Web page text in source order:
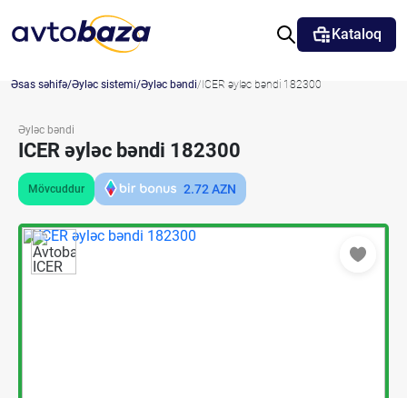
Kataloq
Əsas səhifə Əyləc sistemi Əyləc bəndi ICER əyləc bəndi 182300
Əyləc bəndi
ICER əyləc bəndi 182300
Mövcuddur 2.72AZN